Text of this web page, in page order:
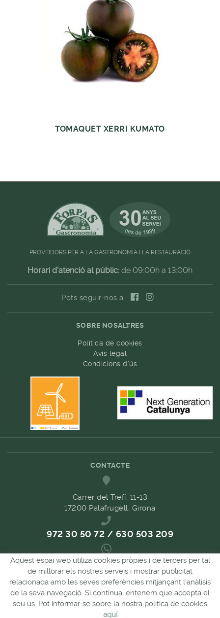
TOMAQUET XERRI KUMATO
PROVEÏDORS PER A LA GASTRONOMIA I LA RESTAURACIÓ
Horari d'atenció al públic: de 09:00h a 13:00h
Pots seguir-nos a
SOBRE NOSALTRES
Política de cookies
Avís legal
Condicions d'ús
CONTACTE
Carrer del Trefí. 11-13
17200 Palafrugell, Girona
972 30 50 72 / 630 503 209
689 657 489
comandes@forpasgastronomia.com
Aquest espai web utiliza cookies pròpies i de tercers per tal
de millorar els nostres serveis i mostrar publicitat
relacionada amb les seves preferències mitjançant l'anàlisis
de la seva navegació. Si continua, entenem que accepta el
seu ús. Pot informar-se sobre la nostra política de cookies
aquí